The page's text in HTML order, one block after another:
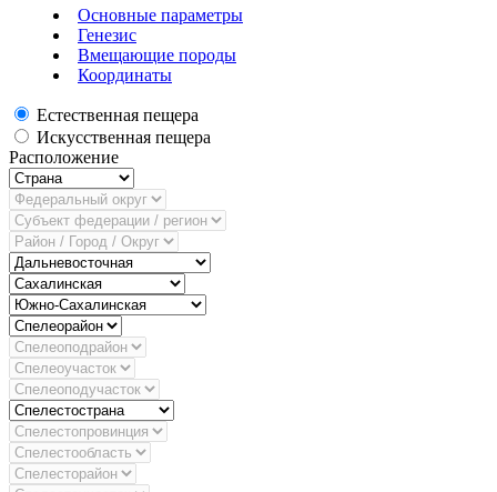
Основные параметры
Генезис
Вмещающие породы
Координаты
Естественная пещера
Искусственная пещера
Расположение